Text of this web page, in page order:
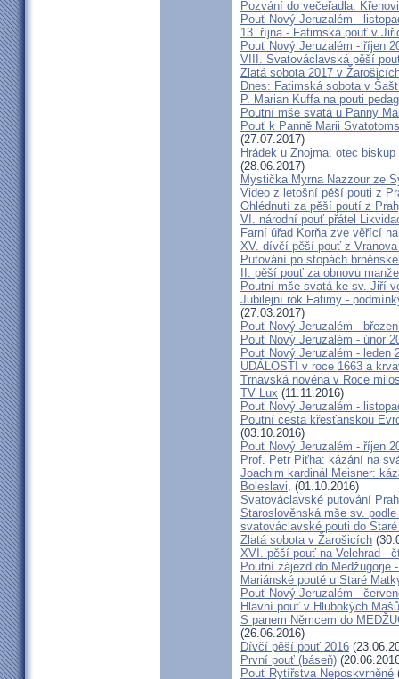
Pozvání do večeřadla:
Pouť Nový Jeruzalém -
13. října - Fatimská pouť v
Pouť Nový Jeruzalém - říjen
VIII. Svatováclavská pěší
Zlatá sobota 2017 v
Dnes: Fatimská sobota v
P. Marian Kuffa na pouti
Poutní mše svatá u Panny
Pouť k Panně Marii
(27.07.2017)
Hrádek u Znojma: otec
(28.06.2017)
Mystička Myrna Nazzour ze
Video z letošní pěší pouti z
Ohlédnutí za pěší poutí z
VI. národní pouť přátel
Farní úřad Korňa zve věřící
XV. dívčí pěší pouť z
Putování po stopách
II. pěší pouť za obnovu
Poutní mše svatá ke sv. Jiří
Jubilejní rok Fatimy -
(27.03.2017)
Pouť Nový Jeruzalém -
Pouť Nový Jeruzalém - únor
Pouť Nový Jeruzalém - leden
UDÁLOSTI v roce 1663 a
Trnavská novéna v Roce
TV Lux (11.11.2016)
Pouť Nový Jeruzalém -
Poutní cesta křesťanskou
(03.10.2016)
Pouť Nový Jeruzalém - říjen
Prof. Petr Piťha: kázání na
Joachim kardinál Meisner:
Boleslavi, (01.10.2016)
Svatováclavské putování
Staroslověnská mše sv.
svatováclavské pouti do
Zlatá sobota v Žarošicích
XVI. pěší pouť na Velehrad -
Poutní zájezd do Medžugorje
Mariánské poutě u Staré
Pouť Nový Jeruzalém -
Hlavní pouť v Hlubokých
S panem Němcem do
(26.06.2016)
Dívčí pěší pouť 2016
První pouť (báseň)
Pouť Rytířstva Neposkvrněné